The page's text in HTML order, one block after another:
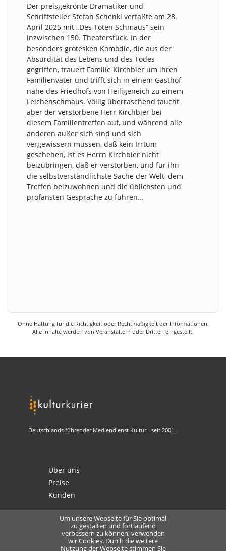
Der preisgekrönte Dramatiker und
Schriftsteller Stefan Schenkl verfaßte am 28.
April 2025 mit „Des Toten Schmaus“ sein
inzwischen 150. Theaterstück. In der
besonders grotesken Komödie, die aus der
Absurdität des Lebens und des Todes
gegriffen, trauert Familie Kirchbier um ihren
Familienvater und trifft sich in einem Gasthof
nahe des Friedhofs von Heiligeneich zu einem
Leichenschmaus. Völlig überraschend taucht
aber der verstorbene Herr Kirchbier bei
diesem Familientreffen auf, und während alle
anderen außer sich sind und sich
vergewissern müssen, daß kein Irrtum
geschehen, ist es Herrn Kirchbier nicht
beizubringen, daß er verstorben, und für ihn
die selbstverständlichste Sache der Welt, dem
Treffen beizuwohnen und die üblichsten und
profansten Gespräche zu führen...
Ohne Haftung für die Richtigkeit oder Rechtmäßigkeit der Informationen.
Alle Inhalte werden von Veranstaltern oder Dritten eingestellt.
Deutschlands führender Mediendienst Kultur - seit 2001.
Über uns
Preise
Kunden
Kontakt
Datenschutz
Um unsere Webseite für Sie optimal
zu gestalten und fortlaufend
verbessern zu können, verwenden
wir Cookies. Durch die weitere
Nutzung der Webseite stimmen Sie